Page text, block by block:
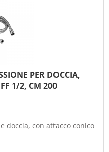
PER DOCCIA,
1/2, CM 200
doccia, con attacco conico